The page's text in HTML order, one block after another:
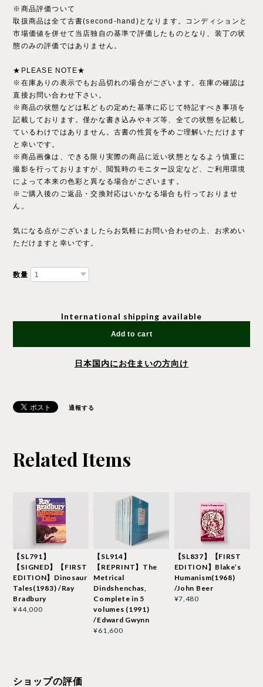
※商品評価ついて
取扱商品は全て古書(second-hand)となります。コンディションと
市場価値を併せて当店独自の基準で評価したものとなり、装丁の状
態のみの評価ではありません。
★PLEASE NOTE★
※在庫ありの表示でもお品切れの場合がございます。在庫の確認は
直接お問い合わせ下さい。
※商品の状態などは私どもの定めた基準に応じて特記すべき事項を
記載しております。僅かな書き込みやキズ等、全ての状態を記載し
ているわけではありません。古書の性質を予めご理解いただけます
と幸いです。
※商品画像は、できる限り実際の商品に近い状態となるよう慎重に
撮影を行っておりますが、閲覧時のモニター設定など、ご利用環境
によって本来の色彩と異なる場合がございます。
※ご購入後のご返品・交換対応はいかなる場合も行っておりませ
ん。
気になる点がございましたらお気軽にお問い合わせの上、お求めい
ただけますと幸いです。
数量
International shipping available
Add to cart
日本国内にお住まいの方向け
通報する
Related Items
【SL791】
【SIGNED】【FIRST
EDITION】Dinosaur
Tales(1983) /Ray
Bradbury
¥44,000
【SL914】
【REPRINT】The
Metrical
Dindshenchas,
Complete in 5
volumes (1991)
/Edward Gwynn
¥61,600
【SL837】【FIRST
EDITION】Blake’s
Humanism(1968)
/John Beer
¥7,480
ショップの評価